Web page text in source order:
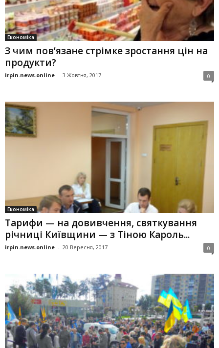
Економіка
З чим пов’язане стрімке зростання цін на
продукти?
irpin.news.online - 3 Жовтня, 2017 0
Економіка
Тарифи — на довивчення, святкування
річниці Київщини — з Тіною Кароль...
irpin.news.online - 20 Вересня, 2017 0